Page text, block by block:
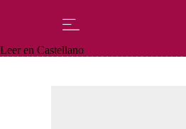
Leer en Castellano